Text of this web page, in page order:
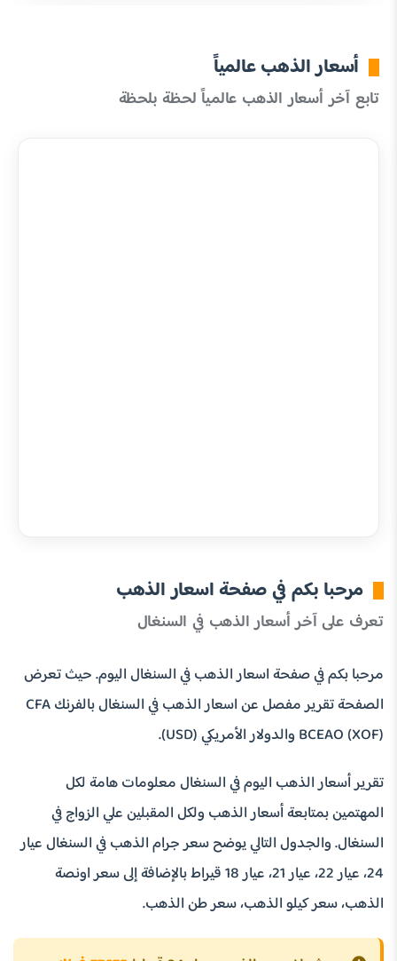
أسعار الذهب عالمياً
تابع آخر أسعار الذهب عالمياً لحظة بلحظة
مرحبا بكم في صفحة اسعار الذهب
تعرف على آخر أسعار الذهب في السنغال
مرحبا بكم في صفحة اسعار الذهب في السنغال اليوم. حيث تعرض
الصفحة تقرير مفصل عن اسعار الذهب في السنغال بالفرنك CFA
BCEAO (XOF) والدولار الأمريكي (USD).
تقرير أسعار الذهب اليوم في السنغال معلومات هامة لكل
المهتمين بمتابعة أسعار الذهب ولكل المقبلين علي الزواج في
السنغال. والجدول التالي يوضح سعر جرام الذهب في السنغال عيار
24، عيار 22، عيار 21، عيار 18 قيراط بالإضافة إلى سعر اونصة
الذهب، سعر كيلو الذهب، سعر طن الذهب.